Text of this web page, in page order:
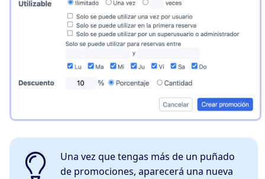
Una vez que tengas más de un puñado
de promociones, aparecerá una nueva